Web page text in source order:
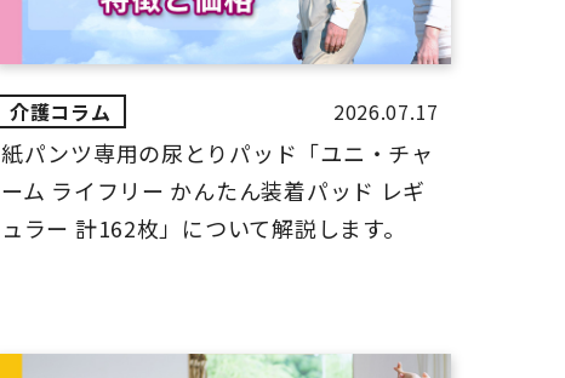
2026.07.17
紙パンツ専用の尿とりパッド「ユニ・チャ
ーム ライフリー かんたん装着パッド レギ
ュラー 計162枚」について解説します。